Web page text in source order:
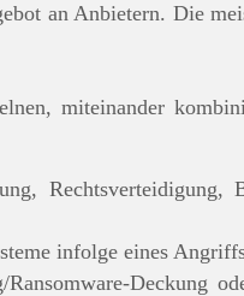
an Anbietern. Die
miteinander
Rechtsverteidigung,
infolge eines
Deckung